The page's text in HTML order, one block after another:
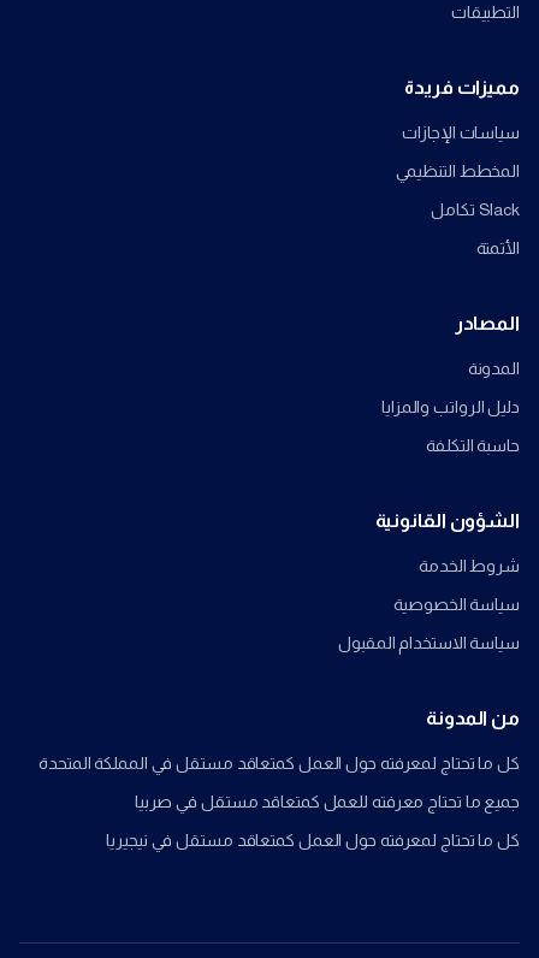
التطبيقات
مميزات فريدة
سياسات الإجازات
المخطط التنظيمي
Slack تكامل
الأتمتة
المصادر
المدونة
دليل الرواتب والمزايا
حاسبة التكلفة
الشؤون القانونية
شروط الخدمة
سياسة الخصوصية
سياسة الاستخدام المقبول
من المدونة
كل ما تحتاج لمعرفته حول العمل كمتعاقد مستقل في المملكة المتحدة
جميع ما تحتاج معرفته للعمل كمتعاقد مستقل في صربيا
كل ما تحتاج لمعرفته حول العمل كمتعاقد مستقل في نيجيريا